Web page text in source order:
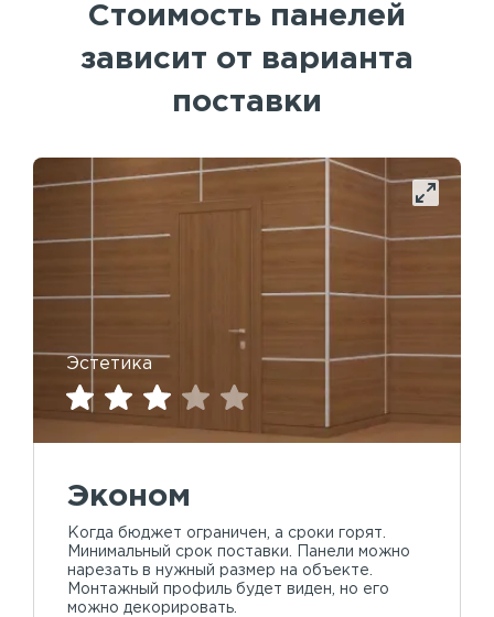
Стоимость панелей
зависит от варианта
поставки
Эстетика
Эконом
Когда бюджет ограничен, а сроки горят.
Минимальный срок поставки. Панели можно
нарезать в нужный размер на объекте.
Монтажный профиль будет виден, но его
можно декорировать.